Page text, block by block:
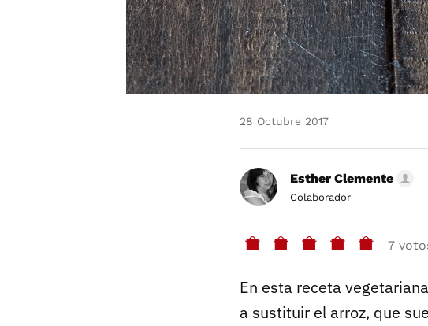
28 Octubre 2017
Esther Clemente
Colaborador
7
En esta receta
a sustituir el arroz, que